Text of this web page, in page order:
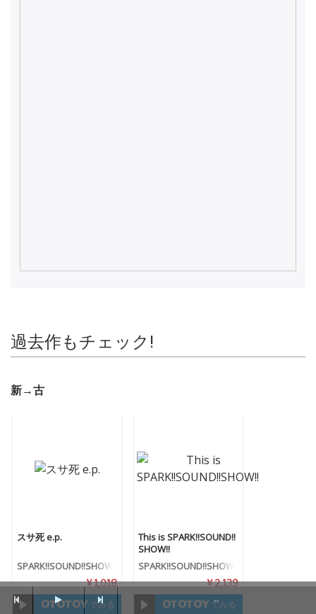
過去作もチェック!
新→古
スサ死 e.p.
SPARK!!SOUND!!SHOW!!
¥ 1,018
でみる
This is SPARK!!SOUND!!
SHOW!!
SPARK!!SOUND!!SHOW!!
¥ 2,139
でみる
--